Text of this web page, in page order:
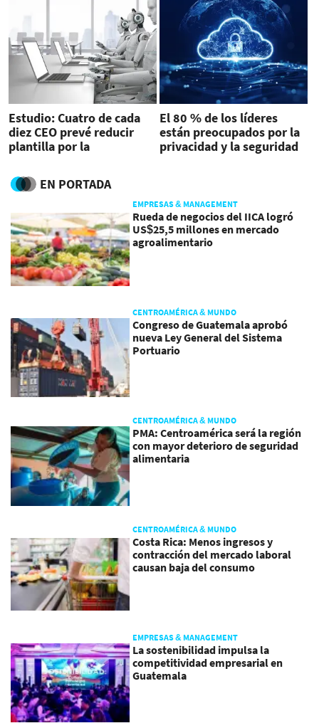
Estudio: Cuatro de cada
diez CEO prevé reducir
plantilla por la
El 80 % de los líderes
están preocupados por la
privacidad y la seguridad
EN PORTADA
EMPRESAS & MANAGEMENT
Rueda de negocios del IICA logró
US$25,5 millones en mercado
agroalimentario
CENTROAMÉRICA & MUNDO
Congreso de Guatemala aprobó
nueva Ley General del Sistema
Portuario
CENTROAMÉRICA & MUNDO
PMA: Centroamérica será la región
con mayor deterioro de seguridad
alimentaria
CENTROAMÉRICA & MUNDO
Costa Rica: Menos ingresos y
contracción del mercado laboral
causan baja del consumo
EMPRESAS & MANAGEMENT
La sostenibilidad impulsa la
competitividad empresarial en
Guatemala